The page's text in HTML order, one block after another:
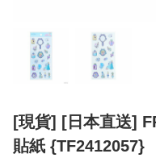
[現貨] [日本直送]
貼紙 {TF2412057}